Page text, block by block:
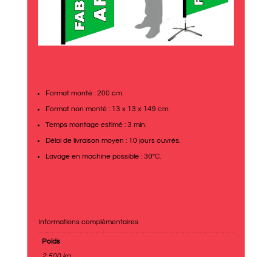
Format monté : 200 cm.
Format non monté : 13 x 13 x 149 cm.
Temps montage estimé : 3 min.
Délai de livraison moyen : 10 jours ouvrés.
Lavage en machine possible : 30°C.
Informations complémentaires
Poids